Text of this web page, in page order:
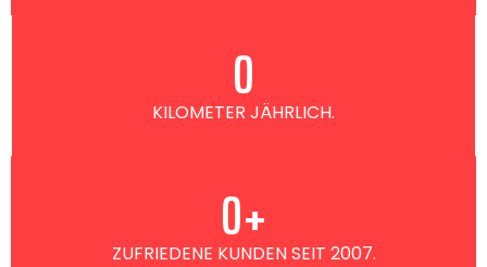
KILOMETER JÄHRLICH.
0
ZUFRIEDENE KUNDEN SEIT 2007.
0+